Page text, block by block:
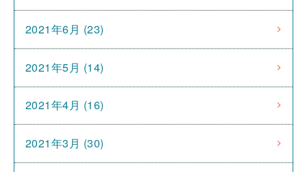
2021年6月 (23)
2021年5月 (14)
2021年4月 (16)
2021年3月 (30)